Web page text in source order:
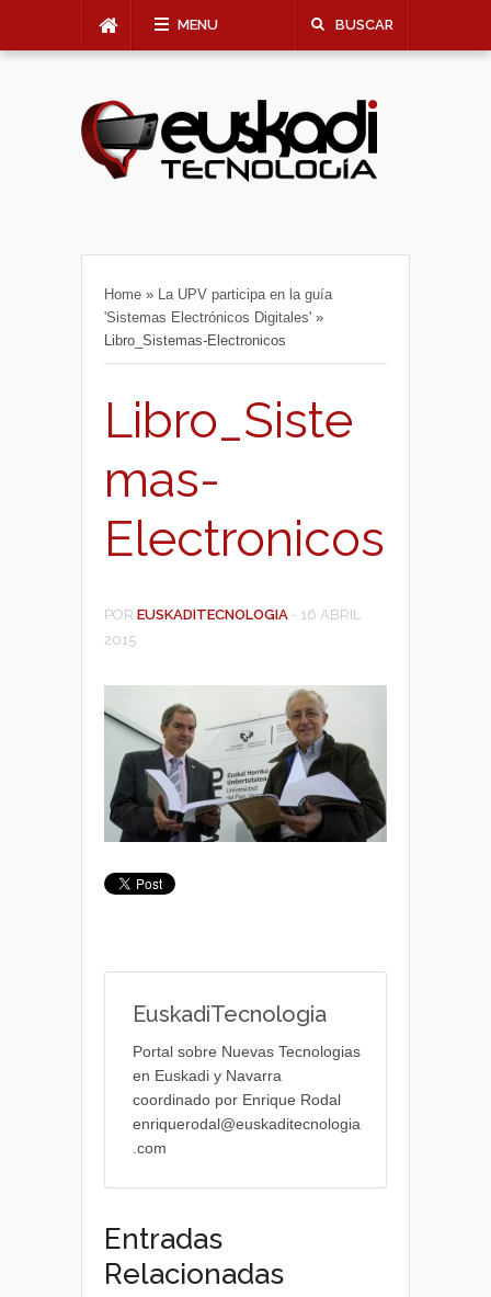
MENU BUSCAR
Home » La UPV participa en la guía
'Sistemas Electrónicos Digitales' »
Libro_Sistemas-Electronicos
Libro_Siste
mas-
Electronicos
POR EUSKADITECNOLOGIA - 16 ABRIL
2015
EuskadiTecnologia
Portal sobre Nuevas Tecnologias
en Euskadi y Navarra
coordinado por Enrique Rodal
enriquerodal@euskaditecnologia
.com
Entradas
Relacionadas